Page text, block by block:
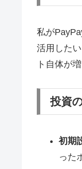
私が
活用した
ト自体が
投資
初期
った